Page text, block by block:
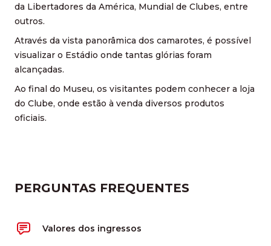
da Libertadores da América, Mundial de Clubes, entre
outros.
Através da vista panorâmica dos camarotes, é possível
visualizar o Estádio onde tantas glórias foram
alcançadas.
Ao final do Museu, os visitantes podem conhecer a loja
do Clube, onde estão à venda diversos produtos
oficiais.
PERGUNTAS FREQUENTES
Valores dos ingressos